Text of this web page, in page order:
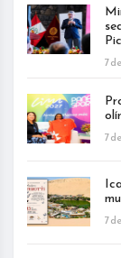
7
7
7